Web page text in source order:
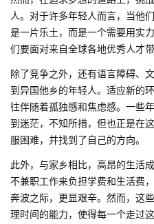
人。对于许多年轻人而言，当他
是一片乐土，而是一个需要用实
们要面对来自全球各地优秀人才带
除了竞争之外，还有语言障碍、
到异国他乡的年轻人。适应新的
往伴随着孤独感和焦虑感。一些
到迷茫，不知所措，但也正是在
服困难，并找到了自己的方向。
此外，与家乡相比，高昂的生活
不兼职工作来负担学费和生活费
奔波之际，更显艰辛。然而，这
理时间的能力，使得每一个走过